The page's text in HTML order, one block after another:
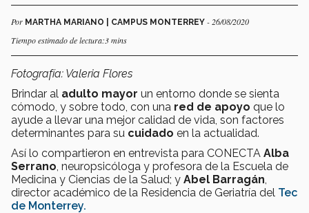
Por MARTHA MARIANO | CAMPUS MONTERREY - 26/08/2020
Tiempo estimado de lectura:3 mins
Fotografía: Valeria Flores
Brindar al adulto mayor un entorno donde se sienta
cómodo, y sobre todo, con una red de apoyo que lo
ayude a llevar una mejor calidad de vida, son factores
determinantes para su cuidado en la actualidad.
Así lo compartieron en entrevista para CONECTA Alba
Serrano , neuropsicóloga y profesora de la Escuela de
Medicina y Ciencias de la Salud; y Abel Barragán
director académico de la Residencia de Geriatría del Tec
de Monterrey.